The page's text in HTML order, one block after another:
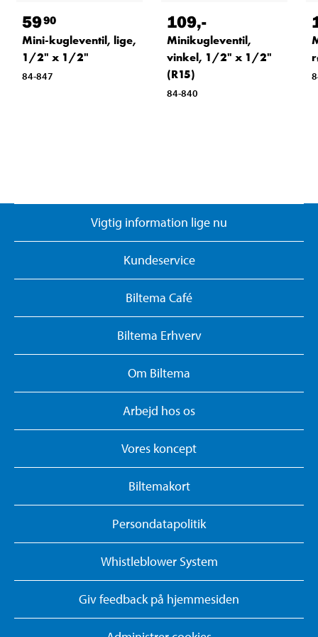
5990
Mini-kugleventil, lige,
1/2" x 1/2"
84-847
109,-
Minikugleventil,
vinkel, 1/2" x 1/2"
(R15)
84-840
Vigtig information lige nu
Kundeservice
Biltema Café
Biltema Erhverv
Om Biltema
Arbejd hos os
Vores koncept
Biltemakort
Persondatapolitik
Whistleblower System
Giv feedback på hjemmesiden